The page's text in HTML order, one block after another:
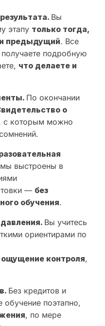
Вы
этапу только тогда,
предыдущий. Все
подробную
что делаете и
По окончании
о
с которым можно
выстроены в
— без
обучения.
Вы учитесь
ориентирами по
ощущение контроля,
Без кредитов и
обучение поэтапно,
, по мере